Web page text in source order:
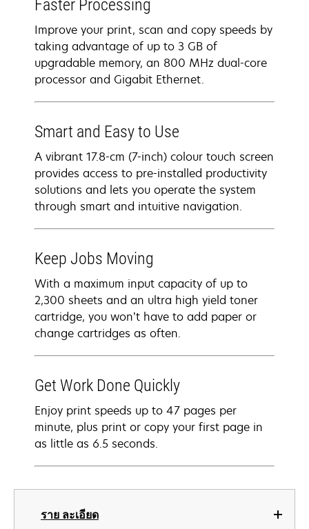
ราย ละเอียด
Faster Processing
Improve your print, scan and copy speeds by
taking advantage of up to 3 GB of
upgradable memory, an 800 MHz dual-core
processor and Gigabit Ethernet.
Smart and Easy to Use
A vibrant 17.8-cm (7-inch) colour touch screen
provides access to pre-installed productivity
solutions and lets you operate the system
through smart and intuitive navigation.
Keep Jobs Moving
With a maximum input capacity of up to
2,300 sheets and an ultra high yield toner
cartridge, you won’t have to add paper or
change cartridges as often.
Get Work Done Quickly
Enjoy print speeds up to 47 pages per
minute, plus print or copy your first page in
as little as 6.5 seconds.